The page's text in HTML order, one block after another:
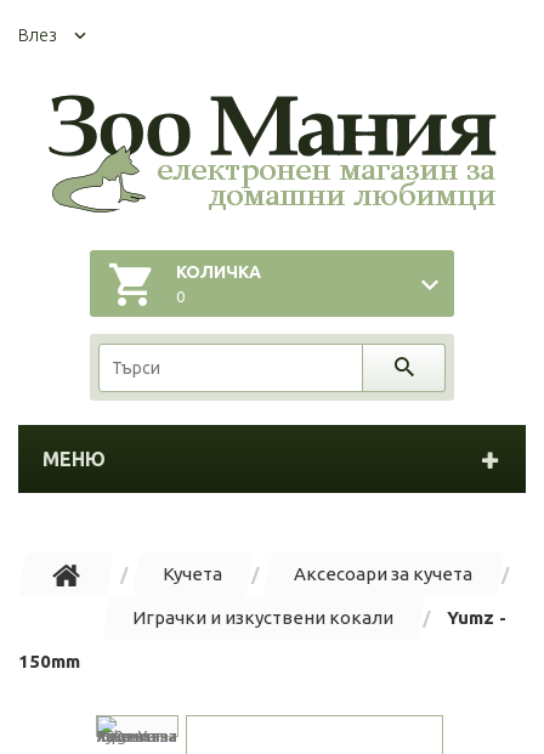
Влез
КОЛИЧКА
0
МЕНЮ
Кучета Аксесоари за кучета
Играчки и изкуствени кокали Yumz -
150mm